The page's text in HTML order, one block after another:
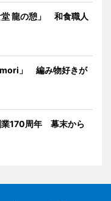
堂 龍の憩」 和食職人
mori」 編み物好きが
業170周年 幕末から